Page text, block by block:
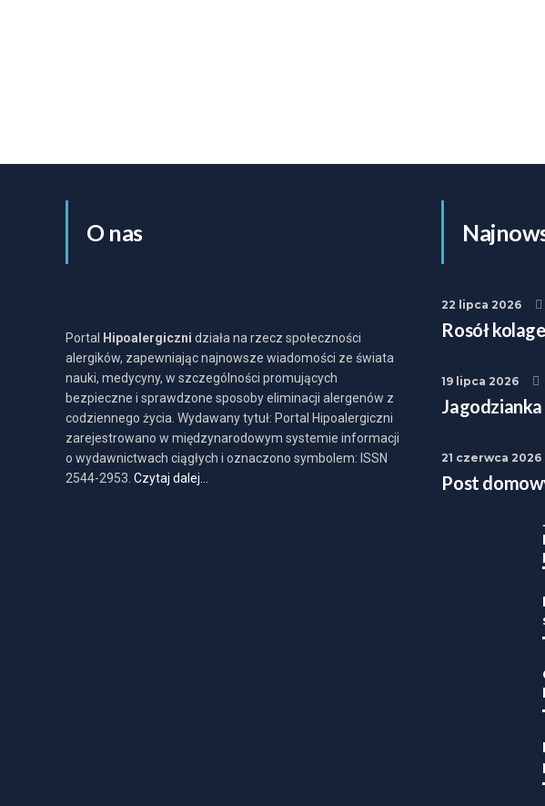
O nas
Portal Hipoalergiczni działa na rzecz społeczności
alergików, zapewniając najnowsze wiadomości ze świata
nauki, medycyny, w szczególności promujących
bezpieczne i sprawdzone sposoby eliminacji alergenów z
codziennego życia. Wydawany tytuł: Portal Hipoalergiczni
zarejestrowano w międzynarodowym systemie informacji
o wydawnictwach ciągłych i oznaczono symbolem: ISSN
2544-2953. Czytaj dalej…
22 lipca 2026
Rosół
19 lipca 2026
21 czerwca 2026
Post